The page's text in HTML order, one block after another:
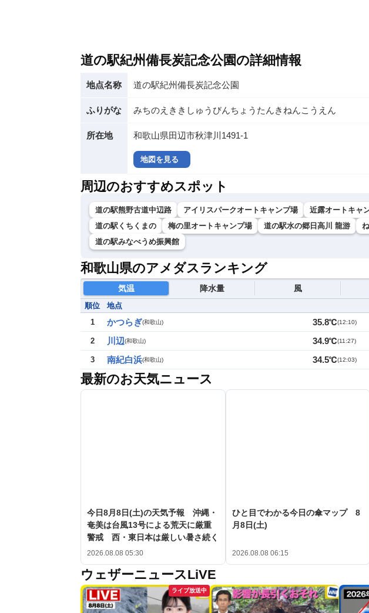
道の駅紀州備長炭記念公園の詳細情報
地点名称 道の駅紀州備長炭記念公園
ふりがな みちのえききしゅうびんちょうたんきねんこうえん
所在地 和歌山県田辺市秋津川1491-1
地図を見る
周辺のおすすめスポット
道の駅熊野古道中辺路 アイリスパークオートキャンプ場 近露オートキャ
道の駅くちくまの
梅の里オートキャンプ場 道の駅水の郷日高川 龍游
道の駅みなべうめ振興館
和歌山県のアメダスランキング
気温 降水量 風
順位 地点
1
かつらぎ(和歌山) 35.8℃(12:10)
2 川辺 (和歌山) 34.9℃(11:27)
3 南紀白浜(和歌山) 34.5℃(12:03)
最新のお天気ニュース
今日8月8日(土)の天気予報 沖縄・
奄美は台風13号による荒天に厳重
警戒 西・東日本は厳しい暑さ続く
2026.08.08 05:30
ひと目でわかる今日の傘マップ 8
月8日(土)
2026.08.08 06:15
ウェザーニュースLiVE
ライブ放送中